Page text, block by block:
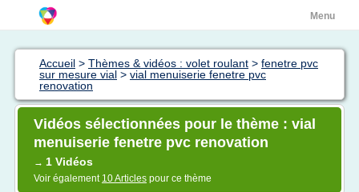
Menu
Accueil > Thèmes & vidéos : volet roulant > fenetre pvc
sur mesure vial > vial menuiserie fenetre pvc
renovation
Vidéos sélectionnées pour le thème : vial
menuiserie fenetre pvc renovation
→ 1 Vidéos
Voir également 10 Articles pour ce thème